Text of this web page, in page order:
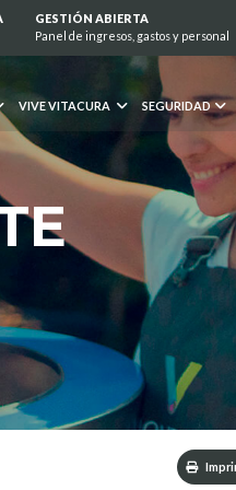
GESTIÓN ABIERTA
Panel de ingresos, gastos y personal
VIVE VITACURA SEGURIDAD